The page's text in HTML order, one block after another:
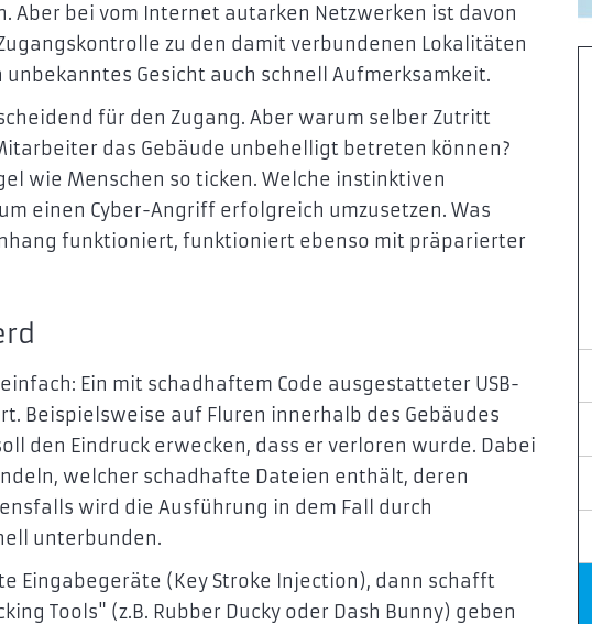
Aber bei vom Internet autarken Netzwerken ist davon
zu den damit verbundenen Lokalitäten
Gesicht auch schnell Aufmerksamkeit.
für den Zugang. Aber warum selber Zutritt
das Gebäude unbehelligt betreten können?
wie Menschen so ticken. Welche instinktiven
einen Cyber-Angriff erfolgreich umzusetzen. Was
funktioniert, funktioniert ebenso mit präparierter
Ein mit schadhaftem Code ausgestatteter USB-
Beispielsweise auf Fluren innerhalb des Gebäudes
den Eindruck erwecken, dass er verloren wurde. Dabei
welcher schadhafte Dateien enthält, deren
wird die Ausführung in dem Fall durch
unterbunden.
Eingabegeräte (Key Stroke Injection), dann schafft
Tools" (z.B. Rubber Ducky oder Dash Bunny) geben